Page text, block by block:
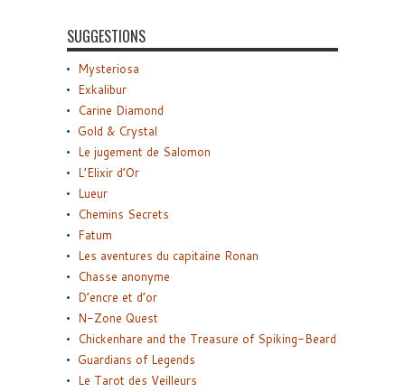
SUGGESTIONS
Mysteriosa
Exkalibur
Carine Diamond
Gold & Crystal
Le jugement de Salomon
L’Elixir d’Or
Lueur
Chemins Secrets
Fatum
Les aventures du capitaine Ronan
Chasse anonyme
D’encre et d’or
N-Zone Quest
Chickenhare and the Treasure of Spiking-Beard
Guardians of Legends
Le Tarot des Veilleurs